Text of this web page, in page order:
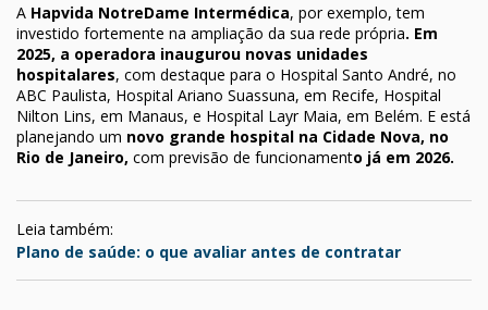
A Hapvida NotreDame Intermédica, por exemplo, tem
investido fortemente na ampliação da sua rede própria. Em
2025, a operadora inaugurou novas unidades
hospitalares, com destaque para o Hospital Santo André, no
ABC Paulista, Hospital Ariano Suassuna, em Recife, Hospital
Nilton Lins, em Manaus, e Hospital Layr Maia, em Belém. E está
planejando um novo grande hospital na Cidade Nova, no
Rio de Janeiro, com previsão de funcionamento já em 2026.
Leia também:
Plano de saúde: o que avaliar antes de contratar